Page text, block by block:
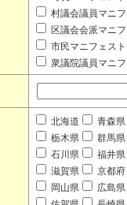
村議会議員マニフ
区議会会派マニ
市民マニフェスト
衆議院議員マニフ
北海道 青森県
栃木県
群馬県
石川県
福井県
滋賀県
京都府
岡山県
広島県